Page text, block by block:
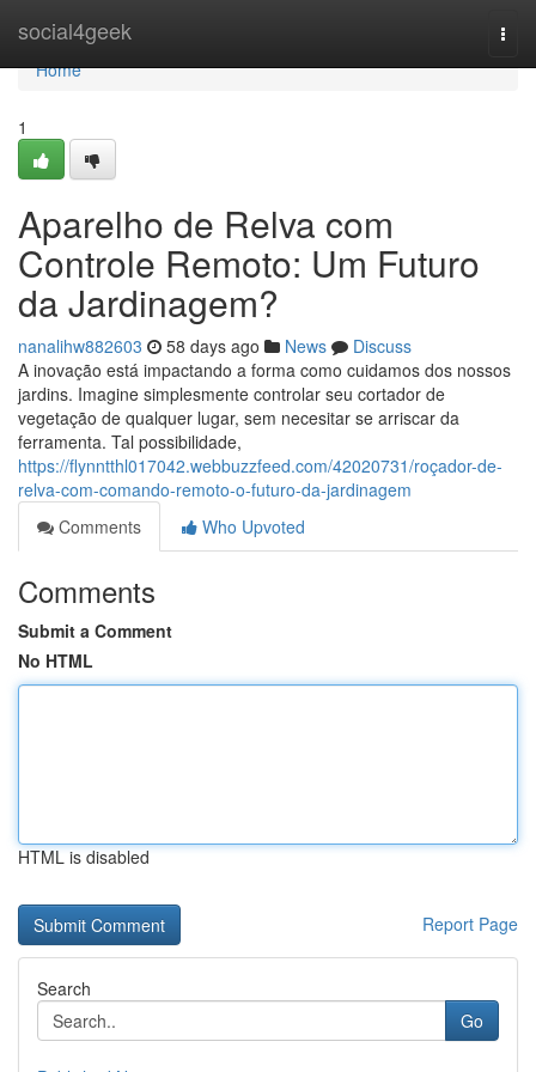
social4geek
Home
Home
1
Aparelho de Relva com
Controle Remoto: Um Futuro
da Jardinagem?
nanalihw882603 58 days ago News
Discuss
A inovação está impactando a forma como cuidamos dos nossos
jardins. Imagine simplesmente controlar seu cortador de
vegetação de qualquer lugar, sem necesitar se arriscar da
ferramenta. Tal possibilidade,
https://flynntthl017042.webbuzzfeed.com/42020731/roçador-de-
relva-com-comando-remoto-o-futuro-da-jardinagem
Comments
Who Upvoted
Comments
Submit a Comment
No HTML
HTML is disabled
Report Page
Search
Go